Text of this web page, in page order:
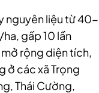
nguyên liệu từ 40-
gấp 10 lần
rộng diện tích,
ở các xã Trọng
Thái Cường,